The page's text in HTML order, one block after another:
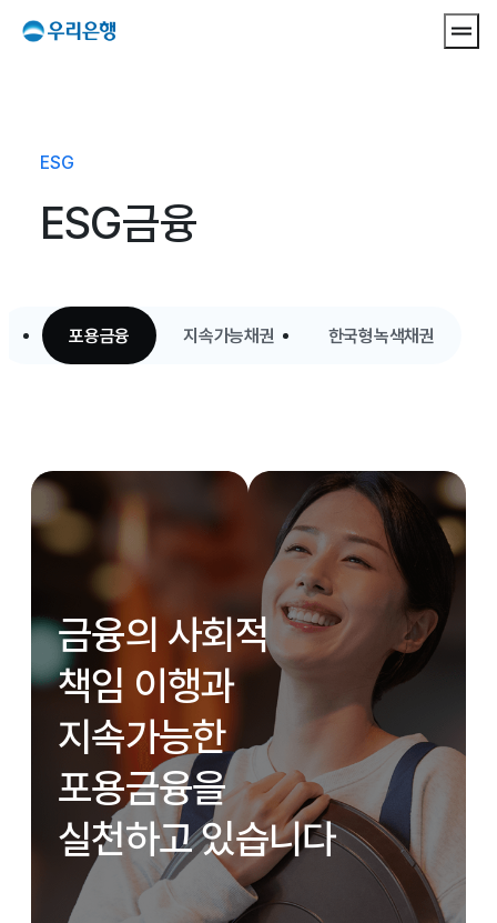
메뉴
ESG
ESG금융
포용금융 지속가능채권 한국형녹색채권
금융의 사회적
책임 이행과
지속가능한
포용금융을
실천하고 있습니다